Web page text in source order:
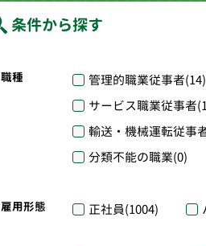
条件から探す
職種 管理的職業従事者(14)
サービス職業従事者
輸送・機械運転従事
分類不能の職業(0)
雇用形態 正社員(1004)